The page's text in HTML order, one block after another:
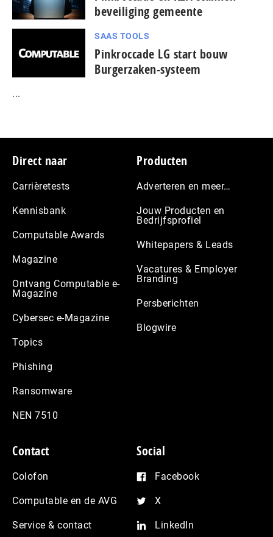
beveiliging gemeente
SAAS TOOLS
Pinkroccade LG start bouw
Burgerzaken-systeem
...
Footer
Direct naar
Carrièretests
Kennisbank
Computable Awards
Magazine
Ontvang Computable e-
Magazine
Cybersec e-Magazine
Topics
Phishing
Ransomware
NEN 7510
Producten
Adverteren en meer…
Jouw Producten en
Bedrijfsprofiel
Whitepapers & Leads
Vacatures & Employer
Branding
Persberichten
Blogwire
Contact
Colofon
Computable en de AVG
Service & contact
Social
Facebook
X
LinkedIn